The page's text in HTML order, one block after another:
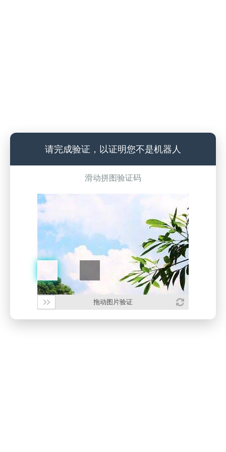
请完成验证，以证明您不是机器人
滑动拼图验证码
拖动图片验证